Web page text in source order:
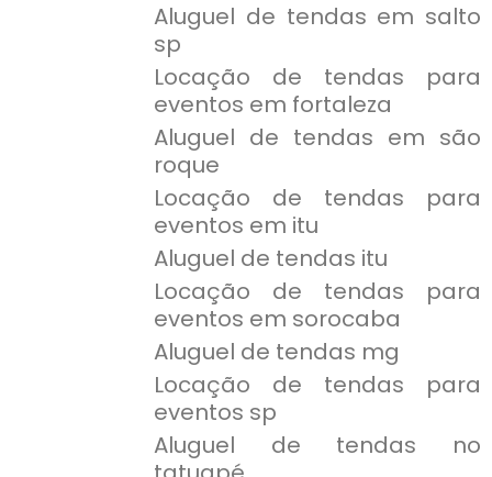
Aluguel de tendas em salto
sp
Locação de tendas para
eventos em fortaleza
Aluguel de tendas em são
roque
Locação de tendas para
eventos em itu
Aluguel de tendas itu
Locação de tendas para
eventos em sorocaba
Aluguel de tendas mg
Locação de tendas para
eventos sp
Aluguel de tendas no